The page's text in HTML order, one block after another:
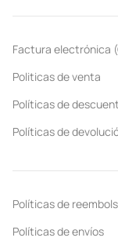
Factura electrónica
Politicas de venta
Políticas de
Políticas de
Políticas de
Políticas de envíos